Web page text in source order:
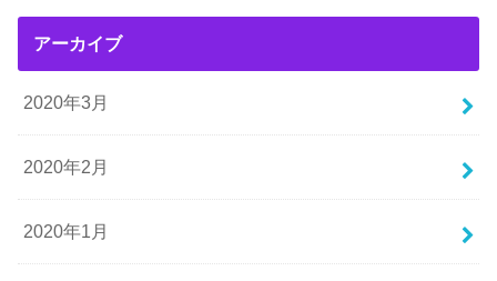
アーカイブ
2020年3月
2020年2月
2020年1月